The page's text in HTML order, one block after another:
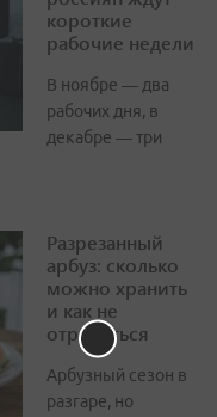
короткие
рабочие недели
В ноябре — два
рабочих дня, в
декабре — три
Разрезанный
арбуз: сколько
можно хранить
и как не
отравиться
Арбузный сезон в
разгаре, но